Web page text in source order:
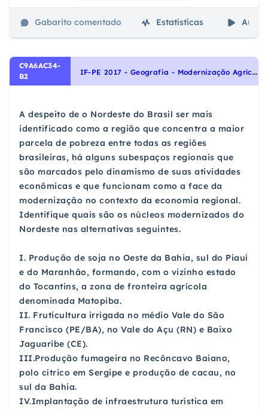
Gabarito comentado Estatísticas Aulas
C9A6AC34-
B2
I
F-PE 2017 - Geografia - Modernização Agrícola, Agropecuária
A despeito de o Nordeste do Brasil ser mais
identificado como a região que concentra a maior
parcela de pobreza entre todas as regiões
brasileiras, há alguns subespaços regionais que
são marcados pelo dinamismo de suas atividades
econômicas e que funcionam como a face da
modernização no contexto da economia regional.
Identifique quais são os núcleos modernizados do
Nordeste nas alternativas seguintes.
I. Produção de soja no Oeste da Bahia, sul do Piauí
e do Maranhão, formando, com o vizinho estado
do Tocantins, a zona de fronteira agrícola
denominada Matopiba.
II. Fruticultura irrigada no médio Vale do São
Francisco (PE/BA), no Vale do Açu (RN) e Baixo
Jaguaribe (CE).
III.Produção fumageira no Recôncavo Baiano,
polo cítrico em Sergipe e produção de cacau, no
sul da Bahia.
IV.Implantação de infraestrutura turística em